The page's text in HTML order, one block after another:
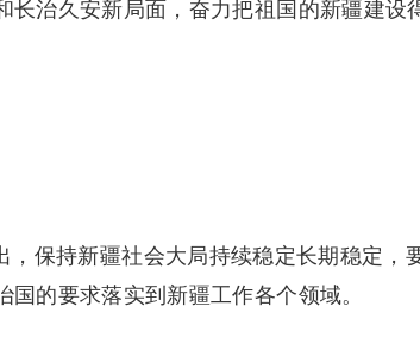
长治久安新局面，奋力把祖国的新疆建设
保持新疆社会大局持续稳定长期稳定，
的要求落实到新疆工作各个领域。